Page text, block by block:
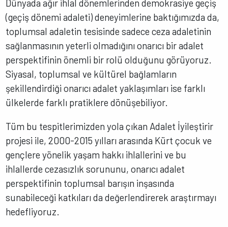
Dünyada ağır ihlal dönemlerinden demokrasiye geçiş
(geçiş dönemi adaleti) deneyimlerine baktığımızda da,
toplumsal adaletin tesisinde sadece ceza adaletinin
sağlanmasının yeterli olmadığını onarıcı bir adalet
perspektifinin önemli bir rolü olduğunu görüyoruz.
Siyasal, toplumsal ve kültürel bağlamların
şekillendirdiği onarıcı adalet yaklaşımları ise farklı
ülkelerde farklı pratiklere dönüşebiliyor.
Tüm bu tespitlerimizden yola çıkan Adalet İyileştirir
projesi ile, 2000-2015 yılları arasında Kürt çocuk ve
gençlere yönelik yaşam hakkı ihlallerini ve bu
ihlallerde cezasızlık sorununu, onarıcı adalet
perspektifinin toplumsal barışın inşasında
sunabileceği katkıları da değerlendirerek araştırmayı
hedefliyoruz.